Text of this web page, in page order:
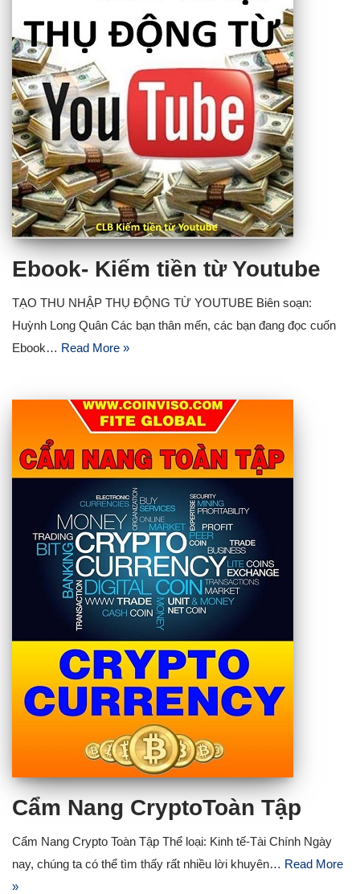
Ebook- Kiếm tiền từ Youtube
TẠO THU NHẬP THỤ ĐỘNG TỪ YOUTUBE Biên soạn:
Huỳnh Long Quân Các bạn thân mến, các bạn đang đọc cuốn
Ebook… Read More »
Cẩm Nang CryptoToàn Tập
Cẩm Nang Crypto Toàn Tập Thể loại: Kinh tế-Tài Chính Ngày
nay, chúng ta có thể tìm thấy rất nhiều lời khuyên… Read More
»